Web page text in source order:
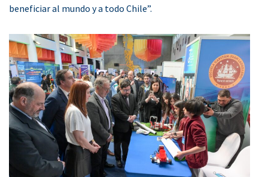
beneficiar al mundo y a todo Chile”.